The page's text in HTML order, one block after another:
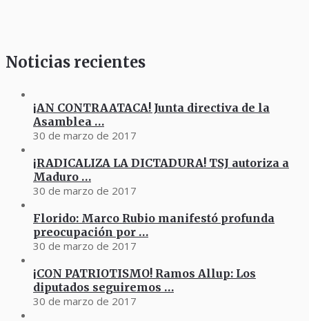
Noticias recientes
¡AN CONTRAATACA! Junta directiva de la
Asamblea …
30 de marzo de 2017
¡RADICALIZA LA DICTADURA! TSJ autoriza a
Maduro …
30 de marzo de 2017
Florido: Marco Rubio manifestó profunda
preocupación por …
30 de marzo de 2017
¡CON PATRIOTISMO! Ramos Allup: Los
diputados seguiremos …
30 de marzo de 2017